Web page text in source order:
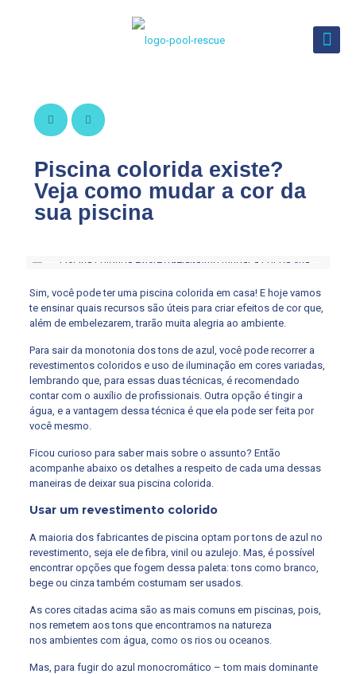
Piscina colorida existe?
Veja como mudar a cor da
sua piscina
Sim, você pode ter uma piscina colorida em casa! E hoje vamos
te ensinar quais recursos são úteis para criar efeitos de cor que,
além de embelezarem, trarão muita alegria ao ambiente.
Para sair da monotonia dos tons de azul, você pode recorrer a
revestimentos coloridos e uso de iluminação em cores variadas,
lembrando que, para essas duas técnicas, é recomendado
contar com o auxílio de profissionais. Outra opção é tingir a
água, e a vantagem dessa técnica é que ela pode ser feita por
você mesmo.
Ficou curioso para saber mais sobre o assunto? Então
acompanhe abaixo os detalhes a respeito de cada uma dessas
maneiras de deixar sua piscina colorida.
Usar um revestimento colorido
A maioria dos fabricantes de piscina optam por tons de azul no
revestimento, seja ele de fibra, vinil ou azulejo. Mas, é possível
encontrar opções que fogem dessa paleta: tons como branco,
bege ou cinza também costumam ser usados.
As cores citadas acima são as mais comuns em piscinas, pois,
nos remetem aos tons que encontramos na natureza
nos ambientes com água, como os rios ou oceanos.
Mas, para fugir do azul monocromático – tom mais dominante